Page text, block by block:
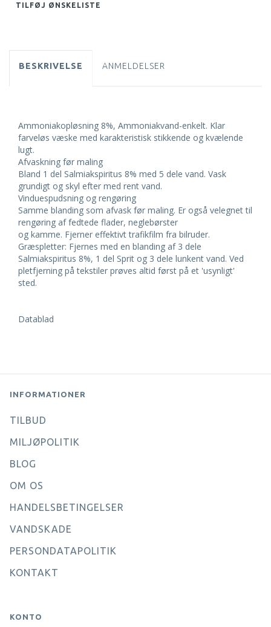
TILFØJ ØNSKELISTE
BESKRIVELSE ANMELDELSER
Ammoniakopløsning 8%, Ammoniakvand-enkelt. Klar
farveløs væske med karakteristisk stikkende og kvælende
lugt.
Afvaskning før maling
Bland 1 del Salmiakspiritus 8% med 5 dele vand. Vask
grundigt og skyl efter med rent vand.
Vinduespudsning og rengøring
Samme blanding som afvask før maling. Er også velegnet til
rengøring af fedtede flader, neglebørster
og kamme. Fjerner effektivt trafikfilm fra bilruder.
Græspletter: Fjernes med en blanding af 3 dele
Salmiakspiritus 8%, 1 del Sprit og 3 dele lunkent vand. Ved
pletfjerning på tekstiler prøves altid først på et 'usynligt'
sted.
Datablad
INFORMATIONER
TILBUD
MILJØPOLITIK
BLOG
OM OS
HANDELSBETINGELSER
VANDSKADE
PERSONDATAPOLITIK
KONTAKT
KONTO